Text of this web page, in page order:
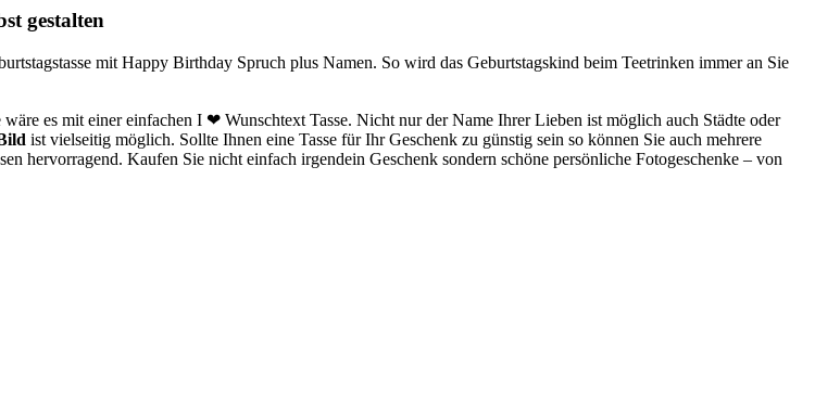
gestalten
mit Happy Birthday Spruch plus Namen. So wird das Geburtstagskind beim Teetrinken immer an Sie
es mit einer einfachen I ❤ Wunschtext Tasse. Nicht nur der Name Ihrer Lieben ist möglich auch Städte oder
ist vielseitig möglich. Sollte Ihnen eine Tasse für Ihr Geschenk zu günstig sein so können Sie auch mehrere
hervorragend. Kaufen Sie nicht einfach irgendein Geschenk sondern schöne persönliche Fotogeschenke – von